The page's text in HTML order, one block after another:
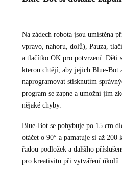
Na zádech robota jsou umístěna
vpravo, nahoru, dolů), Pauza,
a tlačítko OK pro potvrzení. Děti
kterou chtějí, aby jejich Blue-Bot
naprogramovat stisknutím
program se zapne a umožní jim
nějaké chyby.
Blue-Bot se pohybuje po 15 cm
otáčet o 90° a pamatuje si až 200
řadou podložek a dalšího
pro kreativitu při vytváření úkolů.